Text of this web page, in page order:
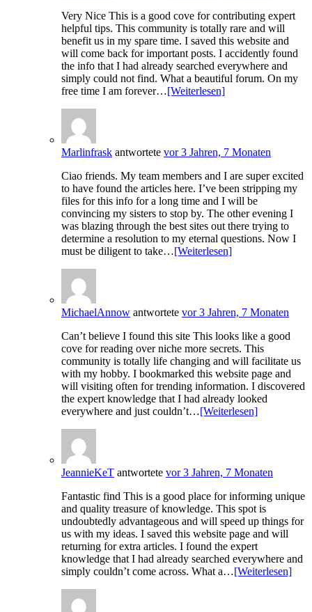
Very Nice This is a good cove for contributing expert
helpful tips. This community is totally rare and will
benefit us in my spare time. I saved this website and
will come back for important posts. I accidently found
the info that I had already searched everywhere and
simply could not find. What a beautiful forum. On my
free time I am forever…[Weiterlesen]
Marlinfrask antwortete vor 3 Jahren, 7 Monaten
Ciao friends. My team members and I are super excited
to have found the articles here. I’ve been stripping my
files for this info for a long time and I will be
convincing my sisters to stop by. The other evening I
was blazing through the best sites out there trying to
determine a resolution to my eternal questions. Now I
must be diligent to take…[Weiterlesen]
MichaelAnnow antwortete vor 3 Jahren, 7 Monaten
Can’t believe I found this site This looks like a good
cove for reading over niche more secrets. This
community is totally life changing and will facilitate us
with my hobby. I bookmarked this website page and
will visiting often for trending information. I discovered
the expert knowledge that I had already looked
everywhere and just couldn’t…[Weiterlesen]
JeannieKeT antwortete vor 3 Jahren, 7 Monaten
Fantastic find This is a good place for informing unique
and quality treasure of knowledge. This spot is
undoubtedly advantageous and will speed up things for
us with my ideas. I saved this website page and will
returning for extra articles. I found the expert
knowledge that I had already searched everywhere and
simply couldn’t come across. What a…[Weiterlesen]